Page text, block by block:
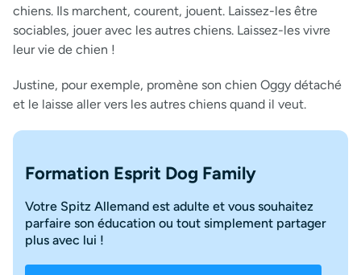
chiens. Ils marchent, courent, jouent. Laissez-les être
sociables, jouer avec les autres chiens. Laissez-les vivre
leur vie de chien !
Justine, pour exemple, promène son chien Oggy détaché
et le laisse aller vers les autres chiens quand il veut.
Formation Esprit Dog Family
Votre Spitz Allemand est adulte et vous souhaitez
parfaire son éducation ou tout simplement partager
plus avec lui !